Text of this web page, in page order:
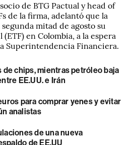
de BTG Pactual y head of
de la firma, adelantó que la
mitad de agosto su
en Colombia, a la espera
Superintendencia Financiera.
de chips, mientras petróleo baja
EE.UU. e Irán
para comprar yenes y evitar
analistas
de una nueva
de EE.UU